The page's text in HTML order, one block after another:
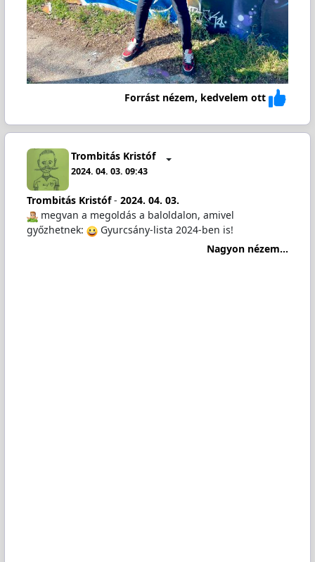
Forrást nézem, kedvelem ott
Trombitás Kristóf
2024. 04. 03. 09:43
Trombitás Kristóf- 2024. 04. 03.
️ megvan a megoldás a baloldalon, amivel
győzhetnek:
Gyurcsány-lista 2024-ben is!
Nagyon nézem...